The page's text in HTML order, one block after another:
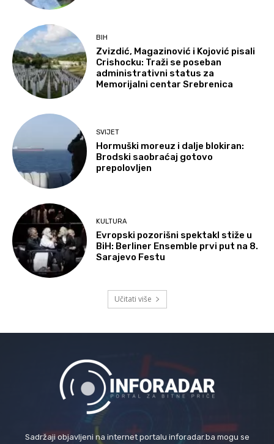
BIH
Zvizdić, Magazinović i Kojović pisali
Crishocku: Traži se poseban
administrativni status za
Memorijalni centar Srebrenica
SVIJET
Hormuški moreuz i dalje blokiran:
Brodski saobraćaj gotovo
prepolovljen
KULTURA
Evropski pozorišni spektakl stiže u
BiH: Berliner Ensemble prvi put na 8.
Sarajevo Festu
Učitati više
Sadržaji objavljeni na internet portalu inforadar.ba mogu se